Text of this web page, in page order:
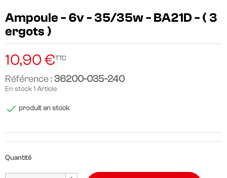
Ampoule - 6v - 35/35w - BA21D - ( 3
ergots )
10,90 €TTC
Référence :36200-035-240
En stock1 Article
 produit en stock
Quantité